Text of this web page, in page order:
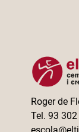
Roger de
Tel. 93